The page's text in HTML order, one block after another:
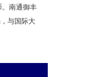
南通御丰
与国际大